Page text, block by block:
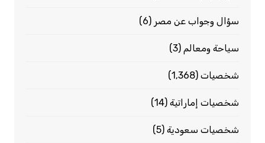
سؤال وجواب عن مصر (6)
سياحة ومعالم (3)
شخصيات(1٬368)
شخصيات إماراتية(14)
شخصيات سعودية(5)